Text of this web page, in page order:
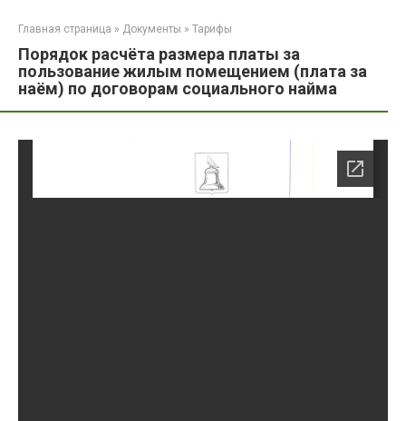
Главная страница » Документы » Тарифы
Порядок расчёта размера платы за
пользование жилым помещением (плата за
наём) по договорам социального найма